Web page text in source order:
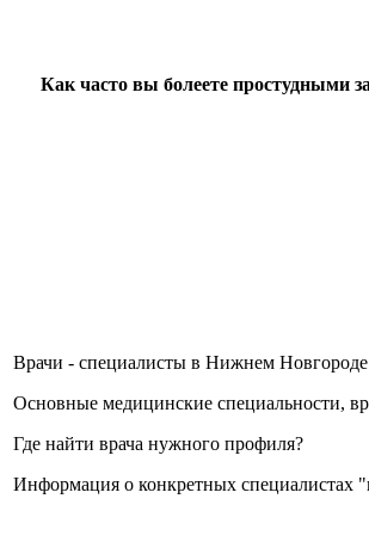
Как часто вы болеете простудными
Врачи - специалисты в Нижнем Новгороде
Основные медицинские специальности,
Где найти врача нужного профиля?
Информация о конкретных специалистах